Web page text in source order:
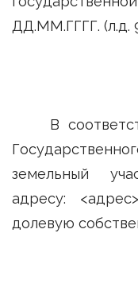
ДД.ММ.ГГГГ. (л.д.
В
земельный
адресу:
долевую